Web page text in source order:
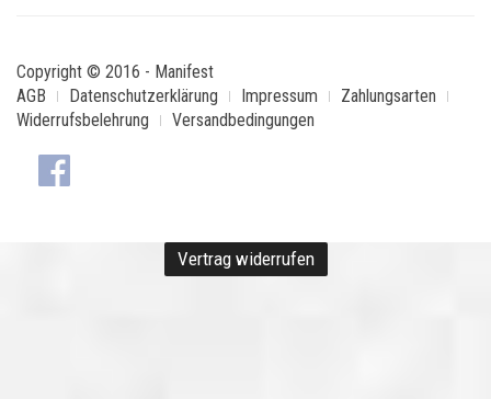
Copyright © 2016 - Manifest
AGB
Datenschutzerklärung Impressum
Zahlungsarten
Widerrufsbelehrung
Versandbedingungen
Vertrag widerrufen